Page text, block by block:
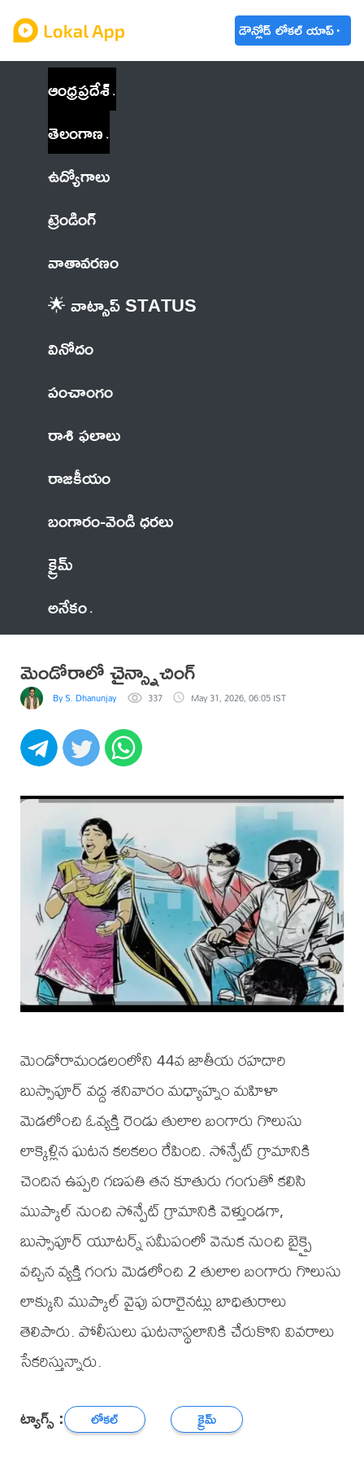
డౌన్లోడ్ లోకల్ యాప్
ఆంధ్రప్రదేశ్
తెలంగాణ
ఉద్యోగాలు
ట్రెండింగ్
వాతావరణం
🌟 వాట్సాప్ STATUS
వినోదం
పంచాంగం
రాశి ఫలాలు
రాజకీయం
బంగారం-వెండి ధరలు
క్రైమ్
అనేకం
మెండోరాలో చైన్స్నాచింగ్
By S. Dhanunjay 337 May 31, 2026, 06:05 IST
మెండోరామండలంలోని 44వ జాతీయ రహదారి
బుస్సాపూర్ వద్ద శనివారం మధ్యాహ్నం మహిళా
మెడలోంచి ఓవ్యక్తి రెండు తులాల బంగారు గొలుసు
లాక్కెళ్లిన ఘటన కలకలం రేపింది. సోన్పేట్ గ్రామానికి
చెందిన ఉప్పరి గణపతి తన కూతురు గంగుతో కలిసి
ముప్కాల్ నుంచి సోన్పేట్ గ్రామానికి వెళ్తుండగా,
బుస్సాపూర్ యూటర్న్ సమీపంలో వెనుక నుంచి బైక్పై
వచ్చిన వ్యక్తి గంగు మెడలోంచి 2 తులాల బంగారు గొలుసు
లాక్కుని ముప్కాల్ వైపు పరారైనట్లు బాధితురాలు
తెలిపారు. పోలీసులు ఘటనాస్థలానికి చేరుకొని వివరాలు
సేకరిస్తున్నారు.
ట్యాగ్స్ : లోకల్ క్రైమ్